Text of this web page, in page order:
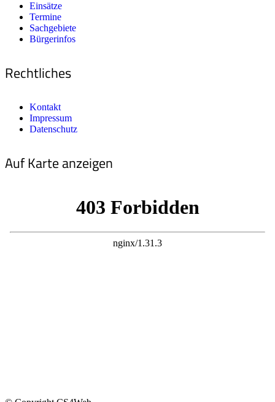
Einsätze
Termine
Sachgebiete
Bürgerinfos
Rechtliches
Kontakt
Impressum
Datenschutz
Auf Karte anzeigen